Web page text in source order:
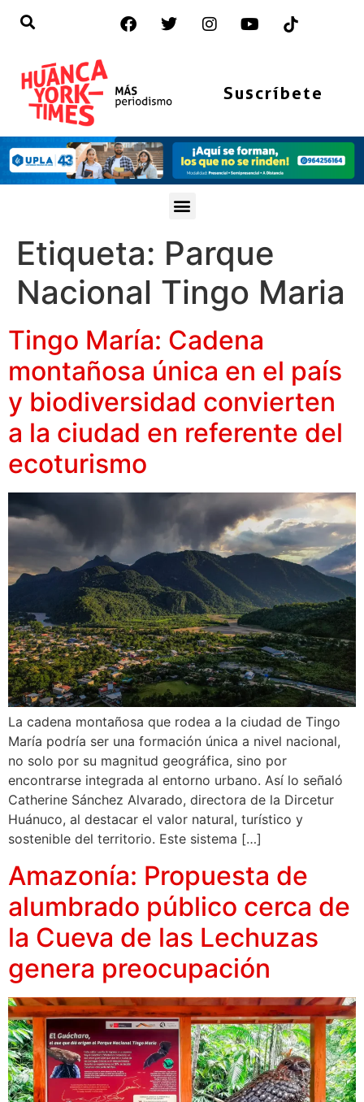
Suscríbete
Etiqueta: Parque
Nacional Tingo Maria
Tingo María: Cadena
montañosa única en el país
y biodiversidad convierten
a la ciudad en referente del
ecoturismo
La cadena montañosa que rodea a la ciudad de Tingo
María podría ser una formación única a nivel nacional,
no solo por su magnitud geográfica, sino por
encontrarse integrada al entorno urbano. Así lo señaló
Catherine Sánchez Alvarado, directora de la Dircetur
Huánuco, al destacar el valor natural, turístico y
sostenible del territorio. Este sistema […]
Amazonía: Propuesta de
alumbrado público cerca de
la Cueva de las Lechuzas
genera preocupación